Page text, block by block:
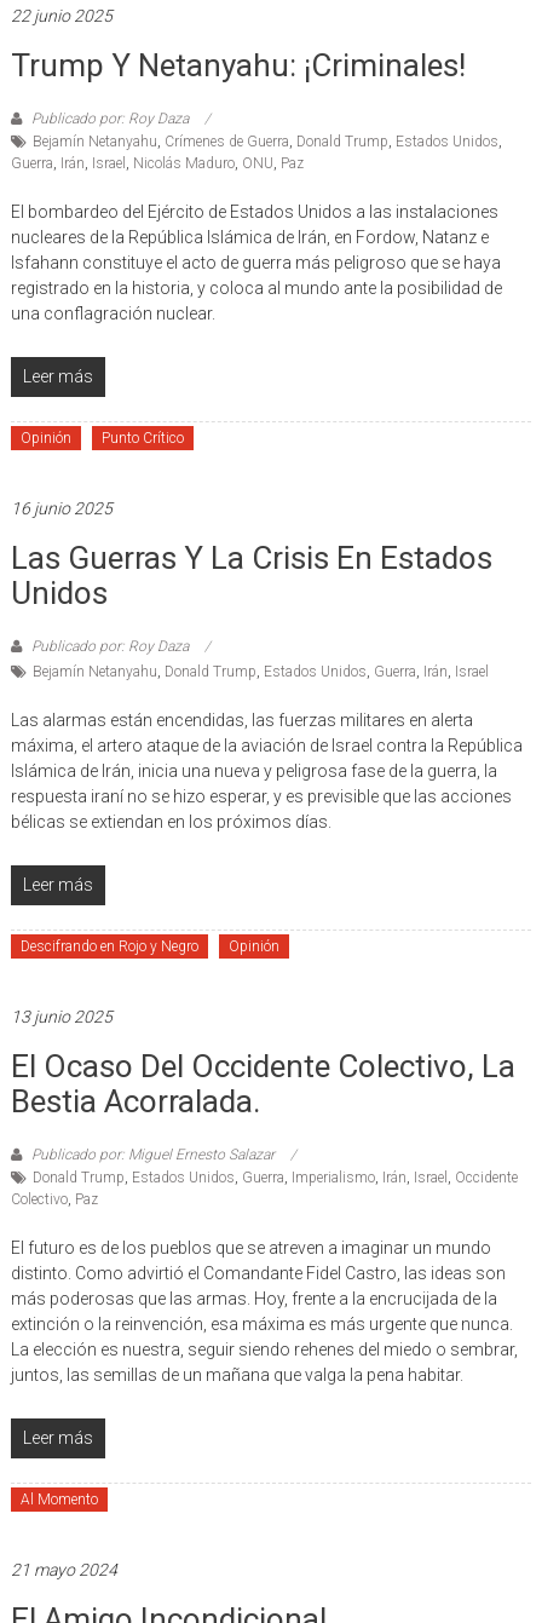
22 junio 2025
Trump Y Netanyahu: ¡Criminales!
Publicado por: Roy Daza
Bejamín Netanyahu, Crímenes de Guerra, Donald Trump, Estados Unidos,
Guerra, Irán, Israel , Nicolás Maduro, ONU, Paz
El bombardeo del Ejército de Estados Unidos a las instalaciones
nucleares de la República Islámica de Irán, en Fordow, Natanz e
Isfahann constituye el acto de guerra más peligroso que se haya
registrado en la historia, y coloca al mundo ante la posibilidad de
una conflagración nuclear.
Leer más
Opinión Punto Crítico
16 junio 2025
Las Guerras Y La Crisis En Estados
Unidos
Publicado por: Roy Daza
Bejamín Netanyahu, Donald Trump, Estados Unidos, Guerra, Irán, Israel
Las alarmas están encendidas, las fuerzas militares en alerta
máxima, el artero ataque de la aviación de Israel contra la República
Islámica de Irán, inicia una nueva y peligrosa fase de la guerra, la
respuesta iraní no se hizo esperar, y es previsible que las acciones
bélicas se extiendan en los próximos días.
Leer más
Descifrando en Rojo y Negro Opinión
13 junio 2025
El Ocaso Del Occidente Colectivo, La
Bestia Acorralada.
Publicado por: Miguel Ernesto Salazar
Donald Trump, Estados Unidos, Guerra, Imperialismo, Irán, Israel , Occidente
Colectivo, Paz
El futuro es de los pueblos que se atreven a imaginar un mundo
distinto. Como advirtió el Comandante Fidel Castro, las ideas son
más poderosas que las armas. Hoy, frente a la encrucijada de la
extinción o la reinvención, esa máxima es más urgente que nunca.
La elección es nuestra, seguir siendo rehenes del miedo o sembrar,
juntos, las semillas de un mañana que valga la pena habitar.
Leer más
Al Momento
21 mayo 2024